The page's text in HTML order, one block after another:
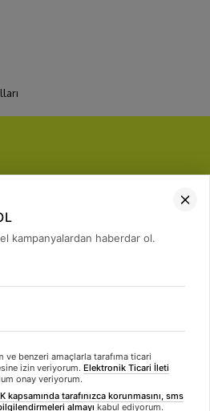
arrow_forward
kampanyalardan haberdar ol.
ve benzeri amaçlarla tarafıma ticari
izin veriyorum. Elektronik Ticari İleti
onay veriyorum.
kapsamında tarafınızca korunmasını, sms
almayı kabul ediyorum.